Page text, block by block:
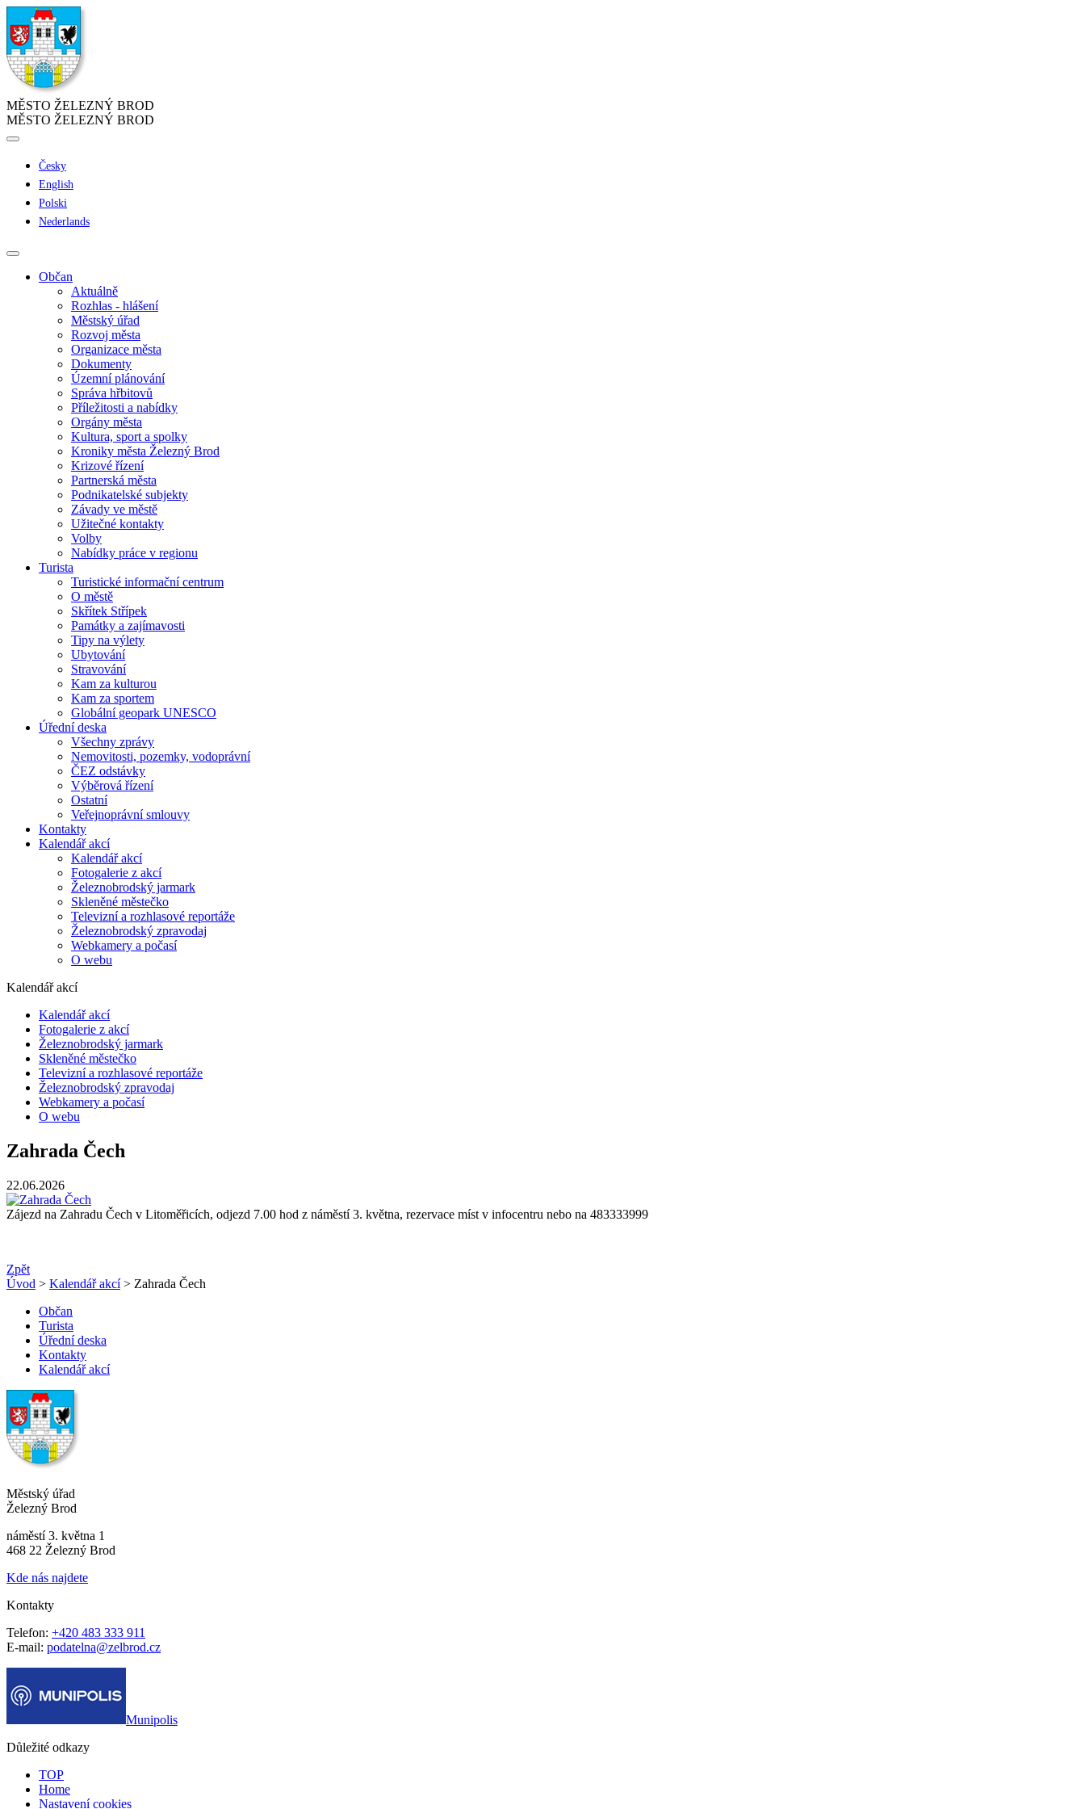
MĚSTO ŽELEZNÝ BROD
MĚSTO ŽELEZNÝ BROD
Česky
English
Polski
Nederlands
Občan
Aktuálně
Rozhlas - hlášení
Městský úřad
Rozvoj města
Organizace města
Dokumenty
Územní plánování
Správa hřbitovů
Příležitosti a nabídky
Orgány města
Kultura, sport a spolky
Kroniky města Železný Brod
Krizové řízení
Partnerská města
Podnikatelské subjekty
Závady ve městě
Užitečné kontakty
Volby
Nabídky práce v regionu
Turista
Turistické informační centrum
O městě
Skřítek Střípek
Památky a zajímavosti
Tipy na výlety
Ubytování
Stravování
Kam za kulturou
Kam za sportem
Globální geopark UNESCO
Úřední deska
Všechny zprávy
Nemovitosti, pozemky, vodoprávní
ČEZ odstávky
Výběrová řízení
Ostatní
Veřejnoprávní smlouvy
Kontakty
Kalendář akcí
Kalendář akcí
Fotogalerie z akcí
Železnobrodský jarmark
Skleněné městečko
Televizní a rozhlasové reportáže
Železnobrodský zpravodaj
Webkamery a počasí
O webu
Kalendář akcí
Kalendář akcí
Fotogalerie z akcí
Železnobrodský jarmark
Skleněné městečko
Televizní a rozhlasové reportáže
Železnobrodský zpravodaj
Webkamery a počasí
O webu
Zahrada Čech
22.06.2026
Zájezd na Zahradu Čech v Litoměřicích, odjezd 7.00 hod z náměstí 3. května, rezervace míst v infocentru nebo na 483333999
Zpět
Úvod > Kalendář akcí> Zahrada Čech
Občan
Turista
Úřední deska
Kontakty
Kalendář akcí
Městský úřad
Železný Brod
náměstí 3. května 1
468 22 Železný Brod
Kde nás najdete
Kontakty
Telefon: +420 483 333 911
E-mail: podatelna@zelbrod.cz
Munipolis
Důležité odkazy
TOP
Home
Nastavení cookies